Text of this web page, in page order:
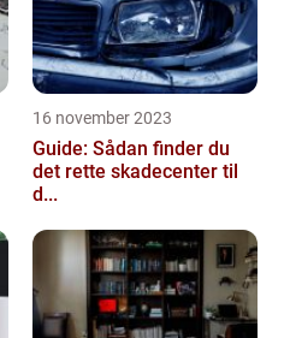
16 november 2023
Guide: Sådan finder du
det rette skadecenter til
d...